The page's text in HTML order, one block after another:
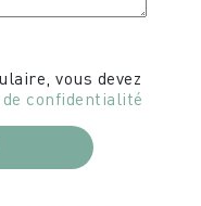
vous devez
confidentialité